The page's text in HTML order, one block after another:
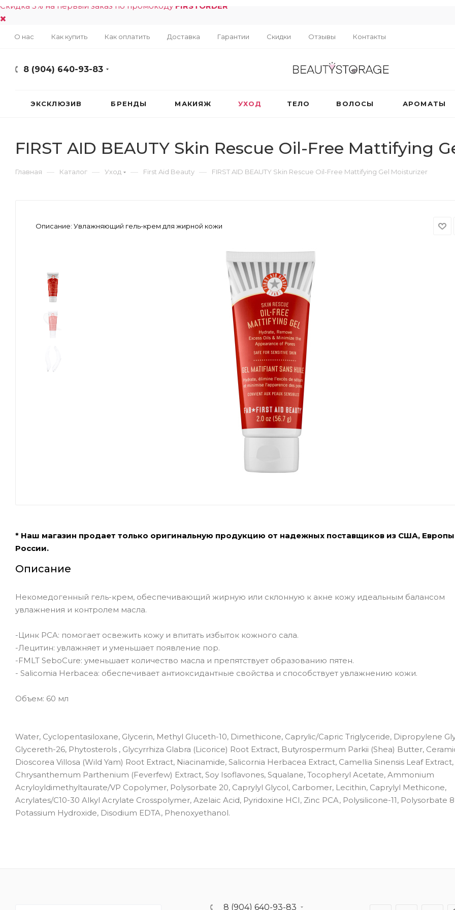
Скидка 5% на первый заказ по промокоду FIRSTORDER
О нас Как купить Как оплатить Доставка Гарантии Скидки Отзывы Контакты
8 (904) 640-93-83
ЭКСКЛЮЗИВ БРЕНДЫ МАКИЯЖ УХОД ТЕЛО ВОЛОСЫ АРОМАТЫ
FIRST AID BEAUTY Skin Rescue Oil-Free Mattifying
Главная — Каталог — Уход — First Aid Beauty — FIRST AID BEAUTY Skin Rescue Oil-Free Mattifying Gel Moisturizer
Описание: Увлажняющий гель-крем для жирной кожи
* Наш магазин продает только оригинальную продукцию от надежных поставщиков из США,
России.
Описание
Некомедогенный гель-крем, обеспечивающий жирную или склонную к акне кожу идеальным балансом
увлажнения и контролем масла.
-Цинк PCA: помогает освежить кожу и впитать избыток кожного сала.
-Лецитин: увлажняет и уменьшает появление пор.
-FMLT SeboCure: уменьшает количество масла и препятствует образованию пятен.
- Salicomia Herbacea: обеспечивает антиоксидантные свойства и способствует увлажнению кожи.
Объем: 60 мл
Water, Cyclopentasiloxane, Glycerin, Methyl Gluceth-10, Dimethicone, Caprylic/Capric Triglyceride, Dipropylene
Glycereth-26, Phytosterols , Glycyrrhiza Glabra (Licorice) Root Extract, Butyrospermum Parkii (Shea) Butter,
Dioscorea Villosa (Wild Yam) Root Extract, Niacinamide, Salicornia Herbacea Extract, Camellia Sinensis Leaf Extract,
Chrysanthemum Parthenium (Feverfew) Extract, Soy Isoflavones, Squalane, Tocopheryl Acetate, Ammonium
Acryloyldimethyltaurate/VP Copolymer, Polysorbate 20, Caprylyl Glycol, Carbomer, Lecithin, Caprylyl Methicone,
Acrylates/C10-30 Alkyl Acrylate Crosspolymer, Azelaic Acid, Pyridoxine HCI, Zinc PCA, Polysilicone-11, Polysorbate
Potassium Hydroxide, Disodium EDTA, Phenoxyethanol.
8 (904) 640-93-83